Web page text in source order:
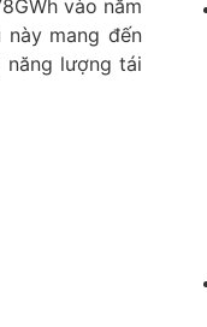
vào năm
mang đến
lượng tái